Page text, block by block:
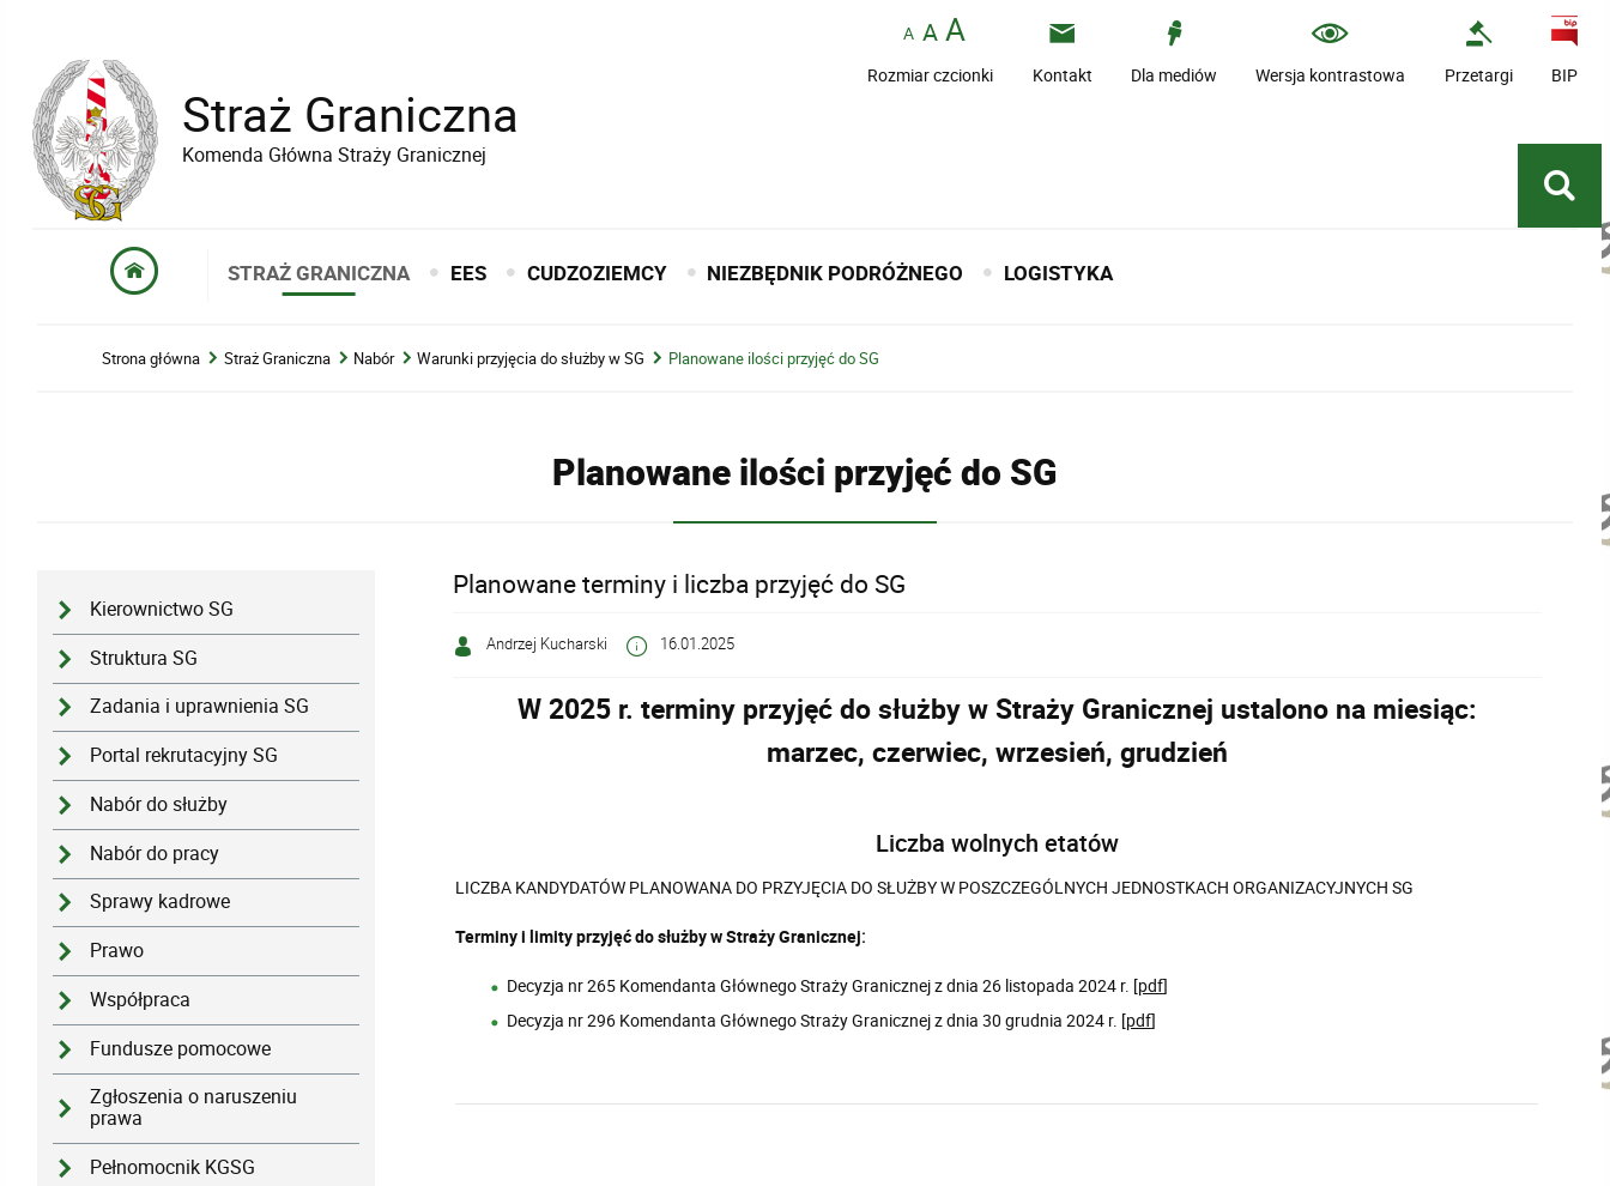
Straż Graniczna
Komenda Główna Straży Granicznej
Rozmiar czcionki Kontakt Dla mediów Wersja kontrastowa Przetargi BIP
STRAŻ GRANICZNA EES CUDZOZIEMCY NIEZBĘDNIK PODRÓŻNEGO LOGISTYKA
Strona główna Straż Graniczna Nabór Warunki przyjęcia do służby w SG Planowane ilości przyjęć do SG
Planowane ilości przyjęć do SG
Kierownictwo SG
Struktura SG
Zadania i uprawnienia SG
Portal rekrutacyjny SG
Nabór do służby
Nabór do pracy
Sprawy kadrowe
Prawo
Współpraca
Fundusze pomocowe
Zgłoszenia o naruszeniu
prawa
Pełnomocnik KGSG
Planowane terminy i liczba przyjęć do SG
Andrzej Kucharski 16.01.2025
W 2025 r. terminy przyjęć do służby w Straży Granicznej ustalono na miesiąc:
marzec, czerwiec, wrzesień, grudzień
Liczba wolnych etatów
LICZBA KANDYDATÓW PLANOWANA DO PRZYJĘCIA DO SŁUŻBY W POSZCZEGÓLNYCH JEDNOSTKACH ORGANIZACYJNYCH SG
Terminy i limity przyjęć do służby w Straży Granicznej:
Decyzja nr 265 Komendanta Głównego Straży Granicznej z dnia 26 listopada 2024 r. [pdf]
Decyzja nr 296 Komendanta Głównego Straży Granicznej z dnia 30 grudnia 2024 r. [pdf]